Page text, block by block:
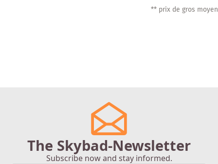
** prix de gros moyen
The Skybad-Newsletter
Subscribe now and stay informed.